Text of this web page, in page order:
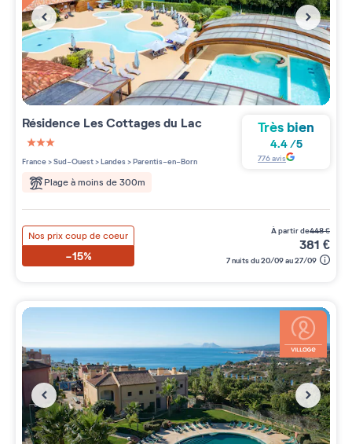
Résidence Les Cottages du Lac
3 étoiles sur 5
France>Sud-Ouest>Landes>Parentis-en-Born
Plage à moins de 300m
Très bien
4.4/5
776avis
Nos prix coup de coeur
-15%
à partir de448€
381 €
7 nuits du 20/09 au 27/09